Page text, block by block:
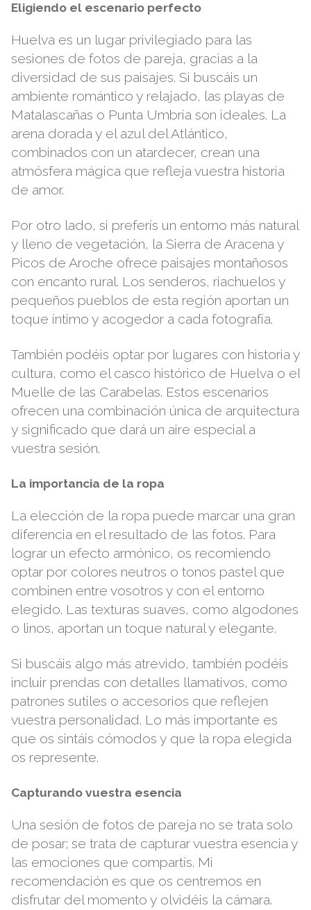
Eligiendo el escenario perfecto
Huelva es un lugar privilegiado para las
sesiones de fotos de pareja, gracias a la
diversidad de sus paisajes. Si buscáis un
ambiente romántico y relajado, las playas de
Matalascañas o Punta Umbría son ideales. La
arena dorada y el azul del Atlántico,
combinados con un atardecer, crean una
atmósfera mágica que refleja vuestra historia
de amor.
Por otro lado, si preferís un entorno más natural
y lleno de vegetación, la Sierra de Aracena y
Picos de Aroche ofrece paisajes montañosos
con encanto rural. Los senderos, riachuelos y
pequeños pueblos de esta región aportan un
toque íntimo y acogedor a cada fotografía.
También podéis optar por lugares con historia y
cultura, como el casco histórico de Huelva o el
Muelle de las Carabelas. Estos escenarios
ofrecen una combinación única de arquitectura
y significado que dará un aire especial a
vuestra sesión.
La importancia de la ropa
La elección de la ropa puede marcar una gran
diferencia en el resultado de las fotos. Para
lograr un efecto armónico, os recomiendo
optar por colores neutros o tonos pastel que
combinen entre vosotros y con el entorno
elegido. Las texturas suaves, como algodones
o linos, aportan un toque natural y elegante.
Si buscáis algo más atrevido, también podéis
incluir prendas con detalles llamativos, como
patrones sutiles o accesorios que reflejen
vuestra personalidad. Lo más importante es
que os sintáis cómodos y que la ropa elegida
os represente.
Capturando vuestra esencia
Una sesión de fotos de pareja no se trata solo
de posar; se trata de capturar vuestra esencia y
las emociones que compartís. Mi
recomendación es que os centremos en
disfrutar del momento y olvidéis la cámara.